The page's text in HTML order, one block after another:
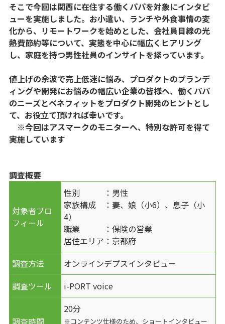
そこで今回は関西に在住する働くパパを対象にインタビ
ューを実施しました。お小遣い、ランチや外食事情の変
化から、リモートワークを始めとした、会社員目線の光
熱費節約等について、実態を中心に幅広くヒアリング
し、家庭を持つ男性社員のインサイトを探っています。
値上げの余波で売上低迷に悩み、プロダクトのブランデ
ィングや開発にお悩みの幅広い企業の皆様へ、働くパパ
のニーズとベネフィットをプロダクト開発のヒントとし
て、お役立て頂ければ幸いです。
※今回はアスマークのモニターへ、特別な許可を得て
実施しています
調査概要
対象者プロ
フィール
性別 ：男性
家族構成 ：妻、娘（小6）、息子（小
4）
職業 ：保険の営業
居住エリア：京都府
調査方法
オンラインデプスインタビュー
調査ツール
i-PORT voice
調査時間
20分
※コンテンツ仕様のため、ショートインタビュー